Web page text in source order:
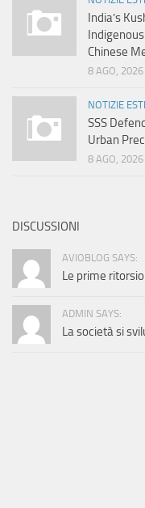
India’s
Chinese
8 AGO, 2026
NOTIZIE
SSS
Urban
8 AGO, 2026
DISCUSSIONI
AVIOBLOG SAYS:
Le prime
ADMIN SAYS:
La società si